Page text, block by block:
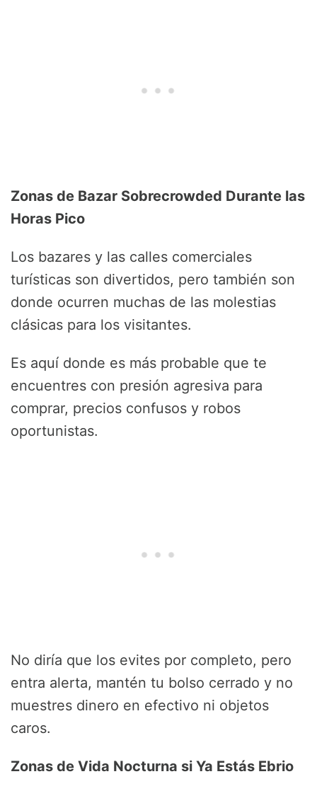
Zonas de Bazar Sobrecrowded Durante las
Horas Pico
Los bazares y las calles comerciales
turísticas son divertidos, pero también son
donde ocurren muchas de las molestias
clásicas para los visitantes.
Es aquí donde es más probable que te
encuentres con presión agresiva para
comprar, precios confusos y robos
oportunistas.
No diría que los evites por completo, pero
entra alerta, mantén tu bolso cerrado y no
muestres dinero en efectivo ni objetos
caros.
Zonas de Vida Nocturna si Ya Estás Ebrio